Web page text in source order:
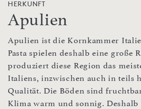
HERKUNFT
Apulien
Apulien ist die Kornkammer
Pasta spielen deshalb eine große
produziert diese Region das
Italiens, inzwischen auch in teils
Qualität. Die Böden sind
Klima warm und sonnig. Deshalb